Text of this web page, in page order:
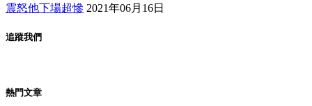
震怒他下場超慘 2021年06月16日
追蹤我們
熱門文章